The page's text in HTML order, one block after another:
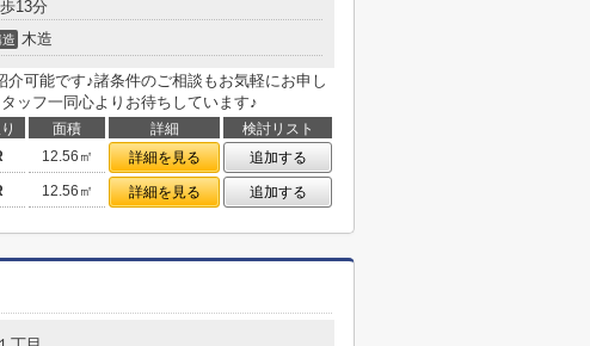
13分
木造
可能です♪諸条件のご相談もお気軽にお申し
ッフ一同心よりお待ちしています♪
面積 詳細
検討リスト
12.56㎡ 詳細を見る
追加する
12.56㎡ 詳細を見る 追加する